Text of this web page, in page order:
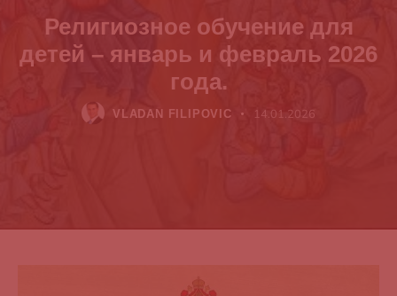
Религиозное обучение для
детей – январь и февраль 2026
года.
VLADAN FILIPOVIC 14.01.2026